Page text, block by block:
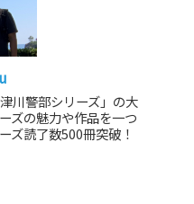
川警部シリーズ」の大
ズの魅力や作品を一つ
ズ読了数500冊突破！